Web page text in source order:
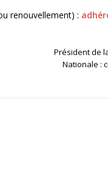
renouvellement) :
Président de
Nationale :